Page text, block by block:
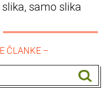
samo slika
ČLANKE –